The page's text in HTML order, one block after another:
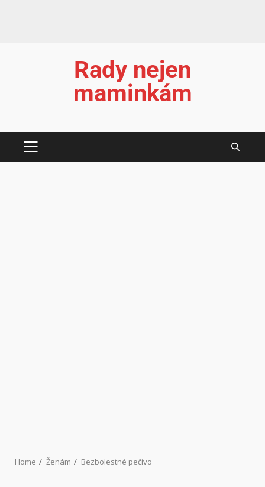
Rady nejen
maminkám
Home Ženám Bezbolestné pečivo